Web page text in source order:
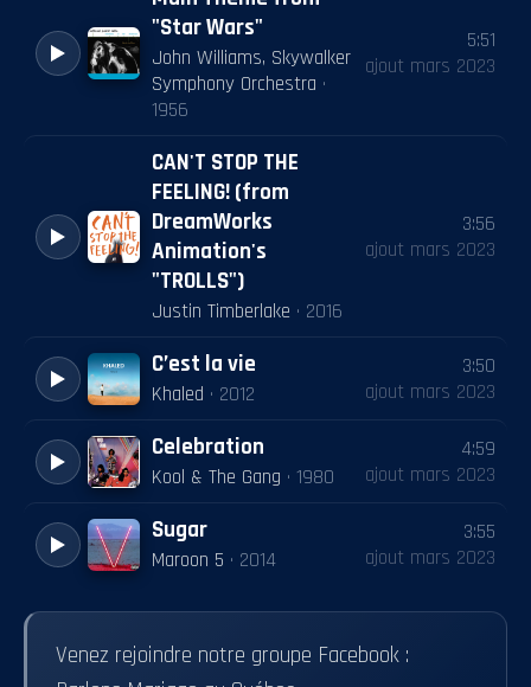
"Star Wars"
John Williams, Skywalker
Symphony Orchestra ·
1956
5:51
ajout mars 2023
CAN'T STOP THE
FEELING! (from
DreamWorks
Animation's
"TROLLS")
Justin Timberlake · 2016
3:56
ajout mars 2023
C’est la vie
Khaled · 2012
3:50
ajout mars 2023
Celebration
Kool & The Gang · 1980
4:59
ajout mars 2023
Sugar
Maroon 5 · 2014
3:55
ajout mars 2023
Venez rejoindre notre groupe Facebook :